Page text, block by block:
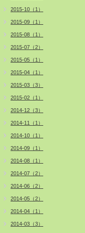
2015-10（1）
2015-09（1）
2015-08（1）
2015-07（2）
2015-05（1）
2015-04（1）
2015-03（3）
2015-02（1）
2014-12（3）
2014-11（1）
2014-10（1）
2014-09（1）
2014-08（1）
2014-07（2）
2014-06（2）
2014-05（2）
2014-04（1）
2014-03（3）